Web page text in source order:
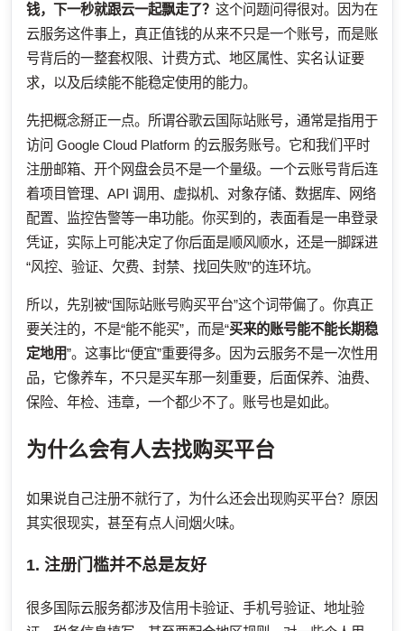
钱，下一秒就跟云一起飘走了？ 这个问题问得很对。因为在
云服务这件事上，真正值钱的从来不只是一个账号，而是账
号背后的一整套权限、计费方式、地区属性、实名认证要
求，以及后续能不能稳定使用的能力。
先把概念掰正一点。所谓谷歌云国际站账号，通常是指用于
访问 Google Cloud Platform 的云服务账号。它和我们平时
注册邮箱、开个网盘会员不是一个量级。一个云账号背后连
着项目管理、API 调用、虚拟机、对象存储、数据库、网络
配置、监控告警等一串功能。你买到的，表面看是一串登录
凭证，实际上可能决定了你后面是顺风顺水，还是一脚踩进
“风控、验证、欠费、封禁、找回失败”的连环坑。
所以，先别被“国际站账号购买平台”这个词带偏了。你真正
要关注的，不是“能不能买”，而是“买来的账号能不能长期稳
定地用”。这事比“便宜”重要得多。因为云服务不是一次性用
品，它像养车，不只是买车那一刻重要，后面保养、油费、
保险、年检、违章，一个都少不了。账号也是如此。
为什么会有人去找购买平台
如果说自己注册不就行了，为什么还会出现购买平台？原因
其实很现实，甚至有点人间烟火味。
1. 注册门槛并不总是友好
很多国际云服务都涉及信用卡验证、手机号验证、地址验